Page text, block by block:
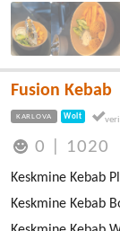
Fusion Kebab
KARLOVA Wolt
0 1020
Keskmine Kebab
Keskmine Kebab